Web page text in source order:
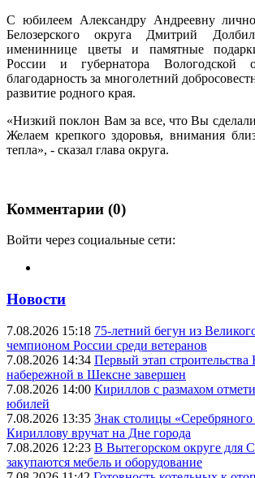
С юбилеем Александру Андреевну лично
Белозерского округа Дмитрий
имениннице цветы и памятные
России и губернатора Вологодской
благодарность за многолетний
развитие родного края.
«Низкий поклон Вам за все, что Вы
Желаем крепкого здоровья, внимания
тепла», - сказал глава округа.
Комментарии (0)
Войти через социальные сети:
Новости
7.08.2026 15:18 75-летний бегун из
чемпионом России среди ветеранов
7.08.2026 14:34 Первый этап строительства
набережной в Шексне завершен
7.08.2026 14:00 Кириллов с размахом
юбилей
7.08.2026 13:35 Знак столицы
Кириллову вручат на Дне города
7.08.2026 12:23 В Вытегорском округе для
закупаются мебель и оборудование